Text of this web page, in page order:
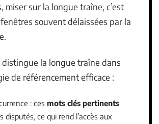
miser sur la longue traîne, c’est
souvent délaissées par la
distingue la longue traîne dans
de référencement efficace :
: ces mots clés pertinents
disputés, ce qui rend l’accès aux